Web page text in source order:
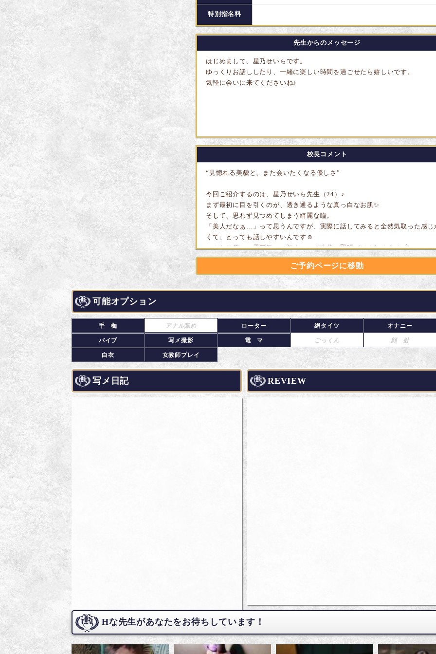
特別指名料
先生からのメッセージ
はじめまして、星乃せいらです。
ゆっくりお話ししたり、一緒に楽しい時間を過ごせたら嬉しいです。
気軽に会いに来てくださいね♪
校長コメント
“見惚れる美貌と、また会いたくなる優しさ”
今回ご紹介するのは、 星乃せいら先生（24） ♪
まず最初に目を引くのが、透き通るような真っ白なお肌✨
そして、思わず見つめてしまう綺麗な瞳。
「美人だなぁ…」って思うんですが、実際に話してみると全然気取った感じ
くて、とっても話しやすいんです☺️
ふんわり優しい雰囲気で、初めてでも自然と緊張がほぐれるタイプ♪
見た目は大人っぽいのに、笑うとすごく可愛くて親しみやすい✨
話していると時間があっという間で、
「また会いたいな」
さらに形の良いFカップの胸にHスタイルも魅力的♪
でも本人は意外と天然な一面もあって、そのギャップにハマる方も多そうで
見た目の美しさだけじゃなく、優しさや居心地の良さも魅力のせいら先生✨
気になった方は、ぜひチェックしてみてくださいね😊🌸
ご予約ページに移動
可能オプション
手 枷 アナル舐め ローター 網タイツ オナニー
バイブ 写メ撮影 電 マ ごっくん 顔 射
白衣 女教師プレイ
写メ日記 REVIEW
Hな先生があなたをお待ちしています！